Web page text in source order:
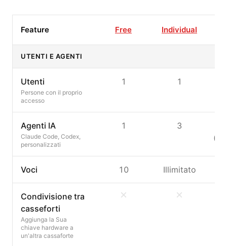
Feature Free Individual
UTENTI E AGENTI
Utenti
Persone con il proprio
accesso
1 1
Agenti IA
Claude Code, Codex,
personalizzati
1
3
(3/
Voci 10 Illimitato
Condivisione tra
casseforti
Aggiunga la Sua
chiave hardware a
un'altra cassaforte